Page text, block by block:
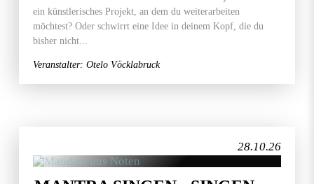
ein künstlerisches Projekt, an dem du weiterarbeiten
möchtest? Oder schwirrt eine Idee in deinem Kopf, die du
bisher nicht...
Veranstalter: Otelo Vöcklabruck
28.10.26